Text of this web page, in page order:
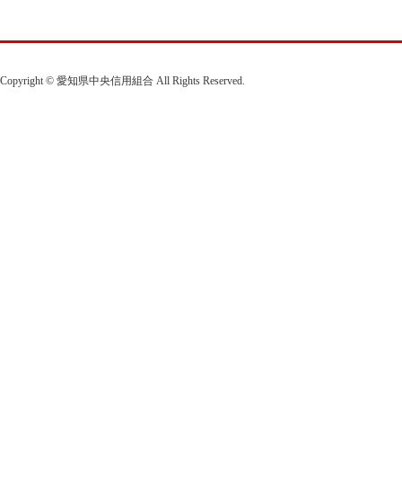
Copyright © 愛知県中央信用組合 All Rights Reserved.